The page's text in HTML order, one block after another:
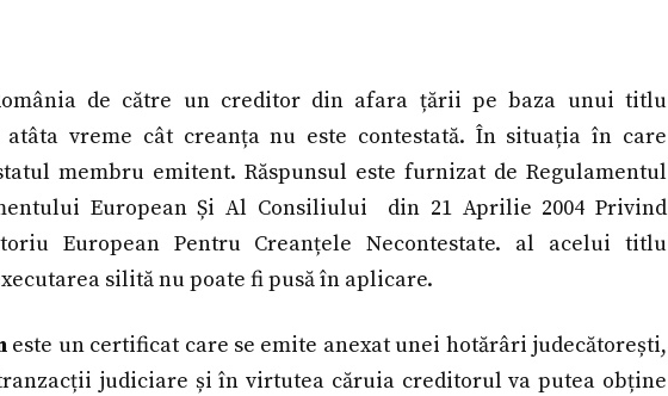
de către un creditor din afara țării pe baza unui titlu
atâta vreme cât creanța nu este contestată. În situația în care
membru emitent. Răspunsul este furnizat de Regulamentul
European Și Al Consiliului din 21 Aprilie 2004 Privind
European Pentru Creanțele Necontestate. al acelui titlu
silită nu poate fi pusă în aplicare.
este un certificat care se emite anexat unei hotărâri judecătorești,
judiciare și în virtutea căruia creditorul va putea obține